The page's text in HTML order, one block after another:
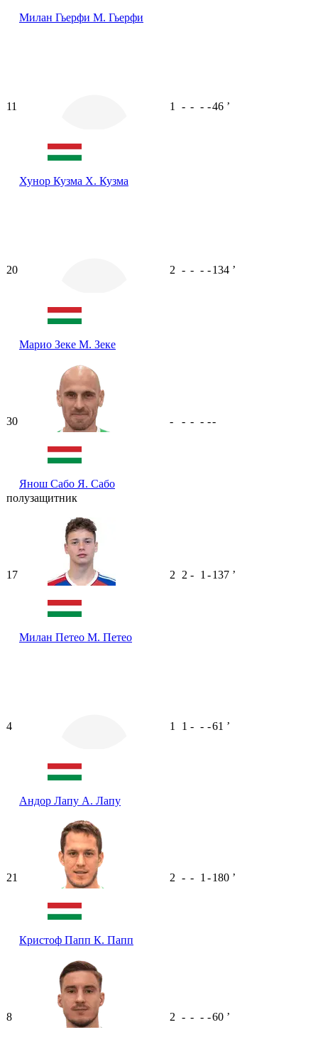
Милан Гьерфи М. Гьерфи
11
Хунор Кузма Х. Кузма
1 - - - -46 ʼ
20
Марио Зеке М. Зеке
2 - - - -134 ʼ
30
Янош Сабо Я. Сабо
- - - - --
полузащитник
17
Милан Петео М. Петео
2 2 - 1 -137 ʼ
4
Андор Лапу А. Лапу
1 1 - - -61 ʼ
21
Кристоф Папп К. Папп
2 - - 1 -180 ʼ
8 2 - - - -60 ʼ